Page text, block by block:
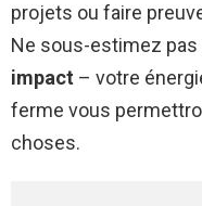
projets ou faire
Ne sous-estimez
impact – votre
ferme vous
choses.